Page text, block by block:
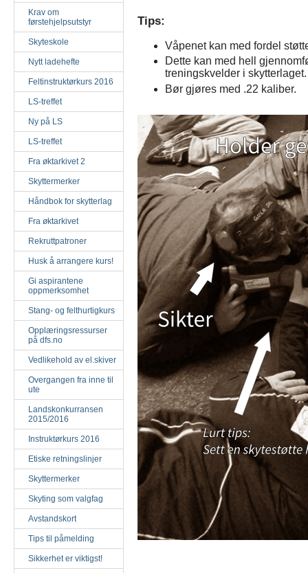
Krav om
førstehjelpsutstyr
Skyteskole
Nytt ladehefte
Feltinstruktørkurs 2016
LS-treffet
Ny på LS
LS-treffet
Fra øktarkivet 2
Skyttermerker
Håndbok for skytterlag
Fra øktarkivet
Rekruttpatroner
Husk å arrangere kurs!
Gi aspirantene
oppmerksomhet
Stang- og felthurtigkurs
Opplæringsressurser
på dfs.no
Vedlikehold av el.skiver
Overgangen fra inne til
ute
Landskonkurransen
2015/2016
Instruktørkurs 2016
Etiske retningslinjer
Skyttermerker
Skyting som valgfag
Avstandskort
Tips til påmelding
Sikkerhet er viktigst!
Tips:
Våpenet kan med fordel
Dette kan med hell
treningskvelder i skytterlaget.
Bør gjøres med .22 kaliber.